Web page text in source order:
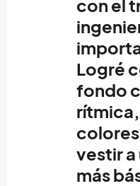
con el
Logré
fondo
vestir a
más